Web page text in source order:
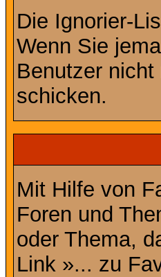
Die Ignorier-
Wenn Sie
Benutzer
schicken.
Mit Hilfe von
Foren und
oder Thema,
Link »... zu